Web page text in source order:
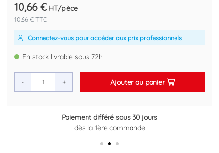
10,66 € HT/pièce
10,66 € TTC
Connectez-vous pour accéder aux prix professionnels
En stock livrable sous 72h
- + Ajouter au panier
Paiement différé sous 30 jours
dès la 1ère commande